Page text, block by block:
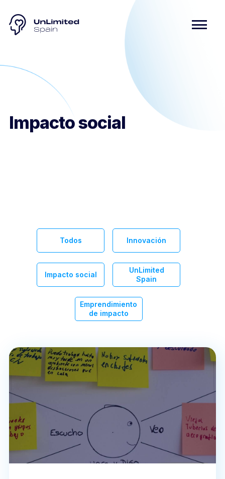
Impacto social
Todos Innovación
Impacto social
UnLimited
Spain
Emprendimiento
de impacto